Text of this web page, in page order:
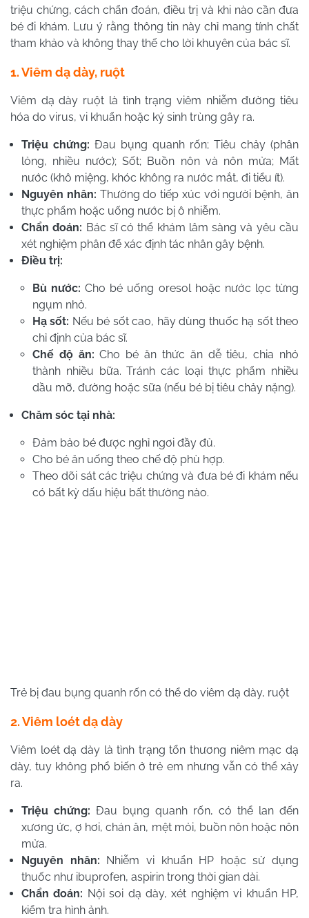
triệu chứng, cách chẩn đoán, điều trị và khi nào cần đưa
bé đi khám. Lưu ý rằng thông tin này chỉ mang tính chất
tham khảo và không thay thế cho lời khuyên của bác sĩ.
1. Viêm dạ dày, ruột
Viêm dạ dày ruột là tình trạng viêm nhiễm đường tiêu
hóa do virus, vi khuẩn hoặc ký sinh trùng gây ra.
Triệu chứng: Đau bụng quanh rốn; Tiêu chảy (phân
lỏng, nhiều nước);Sốt; Buồn nôn và nôn mửa; Mất
nước (khô miệng, khóc không ra nước mắt, đi tiểu ít).
Nguyên nhân: Thường do tiếp xúc với người bệnh, ăn
thực phẩm hoặc uống nước bị ô nhiễm.
Chẩn đoán: Bác sĩ có thể khám lâm sàng và yêu cầu
xét nghiệm phân để xác định tác nhân gây bệnh.
Điều trị:
Bù nước: Cho bé uống oresol hoặc nước lọc từng
ngụm nhỏ.
Hạ sốt: Nếu bé sốt cao, hãy dùng thuốc hạ sốt theo
chỉ định của bác sĩ.
Chế độ ăn: Cho bé ăn thức ăn dễ tiêu, chia nhỏ
thành nhiều bữa. Tránh các loại thực phẩm nhiều
dầu mỡ, đường hoặc sữa (nếu bé bị tiêu chảy nặng).
Chăm sóc tại nhà:
Đảm bảo bé được nghỉ ngơi đầy đủ.
Cho bé ăn uống theo chế độ phù hợp.
Theo dõi sát các triệu chứng và đưa bé đi khám nếu
có bất kỳ dấu hiệu bất thường nào.
Trẻ bị đau bụng quanh rốn có thể do viêm dạ dày, ruột
2. Viêm loét dạ dày
Viêm loét dạ dày là tình trạng tổn thương niêm mạc dạ
dày, tuy không phổ biến ở trẻ em nhưng vẫn có thể xảy
ra.
Triệu chứng: Đau bụng quanh rốn, có thể lan đến
xương ức, ợ hơi, chán ăn, mệt mỏi, buồn nôn hoặc nôn
mửa.
Nguyên nhân: Nhiễm vi khuẩn HP hoặc sử dụng
thuốc như ibuprofen, aspirin trong thời gian dài.
Chẩn đoán: Nội soi dạ dày, xét nghiệm vi khuẩn HP,
kiểm tra hình ảnh.